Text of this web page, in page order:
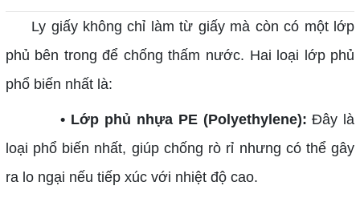
Ly giấy không chỉ làm từ giấy mà còn có một lớp
phủ bên trong để chống thấm nước. Hai loại lớp phủ
phổ biến nhất là:
• Lớp phủ nhựa PE (Polyethylene): Đây là
loại phổ biến nhất, giúp chống rò rỉ nhưng có thể gây
ra lo ngại nếu tiếp xúc với nhiệt độ cao.